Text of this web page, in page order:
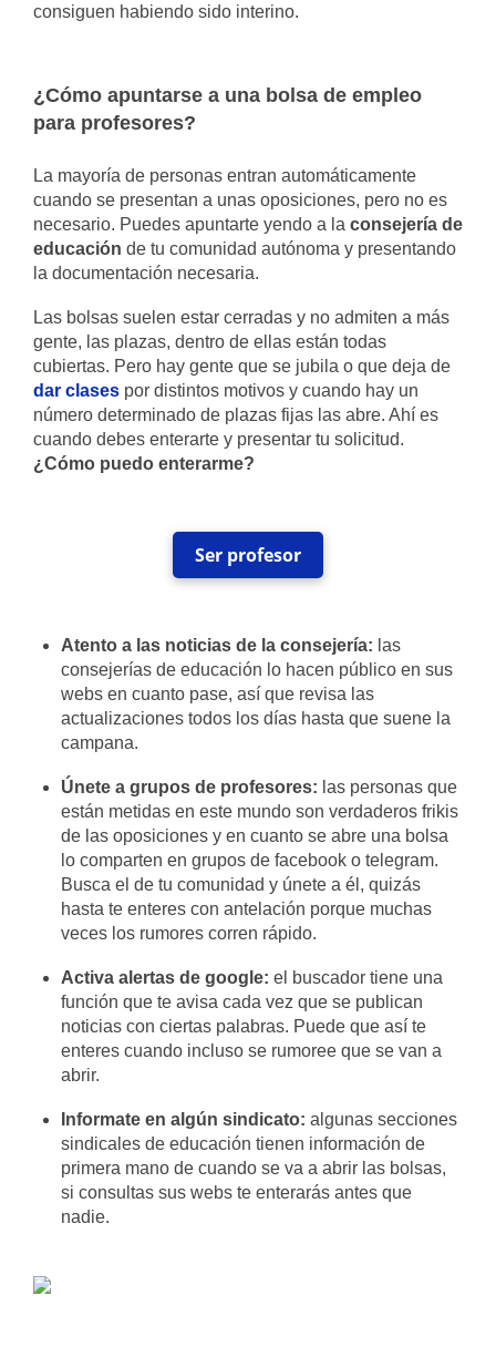
consiguen habiendo sido interino.
¿Cómo apuntarse a una bolsa de empleo
para profesores?
La mayoría de personas entran automáticamente
cuando se presentan a unas oposiciones, pero no es
necesario. Puedes apuntarte yendo a la consejería de
educación de tu comunidad autónoma y presentando
la documentación necesaria.
Las bolsas suelen estar cerradas y no admiten a más
gente, las plazas, dentro de ellas están todas
cubiertas. Pero hay gente que se jubila o que deja de
dar clases por distintos motivos y cuando hay un
número determinado de plazas fijas las abre. Ahí es
cuando debes enterarte y presentar tu solicitud.
¿Cómo puedo enterarme?
Ser profesor
Atento a las noticias de la consejería: las
consejerías de educación lo hacen público en sus
webs en cuanto pase, así que revisa las
actualizaciones todos los días hasta que suene la
campana.
Únete a grupos de profesores: las personas que
están metidas en este mundo son verdaderos frikis
de las oposiciones y en cuanto se abre una bolsa
lo comparten en grupos de facebook o telegram.
Busca el de tu comunidad y únete a él, quizás
hasta te enteres con antelación porque muchas
veces los rumores corren rápido.
Activa alertas de google: el buscador tiene una
función que te avisa cada vez que se publican
noticias con ciertas palabras. Puede que así te
enteres cuando incluso se rumoree que se van a
abrir.
Informate en algún sindicato: algunas secciones
sindicales de educación tienen información de
primera mano de cuando se va a abrir las bolsas,
si consultas sus webs te enterarás antes que
nadie.